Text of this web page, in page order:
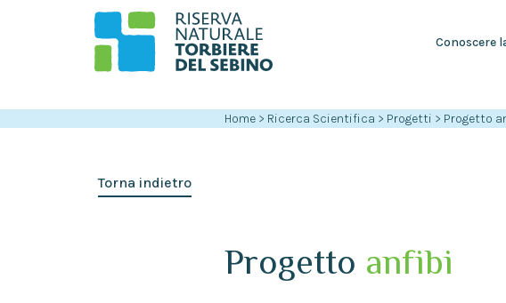
Conoscere
Home > Ricerca Scientifica > Progetti > Progetto
Torna indietro
Progetto anfibi